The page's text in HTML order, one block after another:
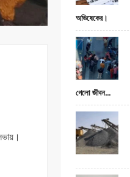
অভিষেকের।
গেলো জীবন…